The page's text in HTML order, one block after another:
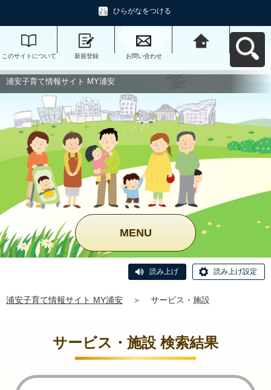
ひらがなをつける
このサイトについて 新規登録 お問い合わせ
浦安子育て情報サイト MY浦安
MENU
読み上げ 読み上げ設定
浦安子育て情報サイト MY浦安 ＞ サービス・施設
サービス・施設 検索結果